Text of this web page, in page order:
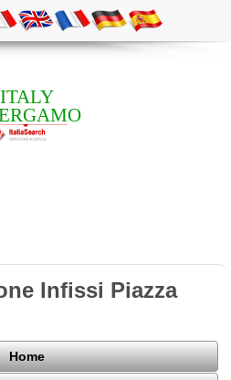
ITALY
Infissi Piazza
Home